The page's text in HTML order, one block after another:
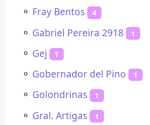
⚬ Fray Bentos 4
⚬ Gabriel Pereira 2918 1
⚬ Gej 1
⚬ Gobernador del Pino 1
⚬ Golondrinas 1
⚬ Gral. Artigas 1